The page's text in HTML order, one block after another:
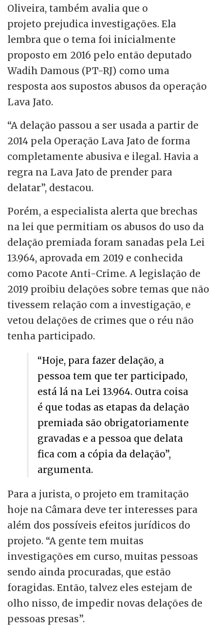
Oliveira, também avalia que o
projeto prejudica investigações. Ela
lembra que o tema foi inicialmente
proposto em 2016 pelo então deputado
Wadih Damous (PT-RJ) como uma
resposta aos supostos abusos da operação
Lava Jato.
“A delação passou a ser usada a partir de
2014 pela Operação Lava Jato de forma
completamente abusiva e ilegal. Havia a
regra na Lava Jato de prender para
delatar”, destacou.
Porém, a especialista alerta que brechas
na lei que permitiam os abusos do uso da
delação premiada foram sanadas pela Lei
13.964, aprovada em 2019 e conhecida
como Pacote Anti-Crime. A legislação de
2019 proibiu delações sobre temas que não
tivessem relação com a investigação, e
vetou delações de crimes que o réu não
tenha participado.
“Hoje, para fazer delação, a
pessoa tem que ter participado,
está lá na Lei 13.964. Outra coisa
é que todas as etapas da delação
premiada são obrigatoriamente
gravadas e a pessoa que delata
fica com a cópia da delação”,
argumenta.
Para a jurista, o projeto em tramitação
hoje na Câmara deve ter interesses para
além dos possíveis efeitos jurídicos do
projeto. “A gente tem muitas
investigações em curso, muitas pessoas
sendo ainda procuradas, que estão
foragidas. Então, talvez eles estejam de
olho nisso, de impedir novas delações de
pessoas presas”.